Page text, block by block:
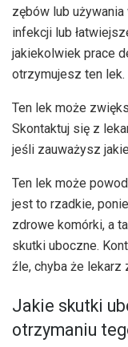
zębów lub
infekcji lub
jakiekolwiek prace
otrzymujesz ten lek.
Ten lek może
Skontaktuj się z
jeśli zauważysz
Ten lek może
jest to rzadkie,
zdrowe komórki, a
skutki uboczne.
źle, chyba że lekarz
Jakie skutki
otrzymaniu